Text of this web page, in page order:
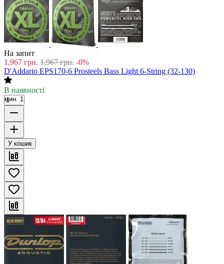
На запит
1,967 грн. 1,967 грн. -0%
D'Addario EPS170-6 Prosteels Bass Light 6-String (32-130)
В наявності
мин. 1
У кошик